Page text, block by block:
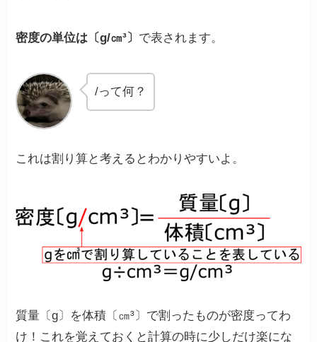
密度の単位は〔g/㎝³〕 で表されます。
/って何？
これは割り算と考えるとわかりやすいよ。
質量〔g〕を体積〔㎝³〕で割ったものが密度ってわ
け！これを覚えておくと計算の時に少しだけ楽にな